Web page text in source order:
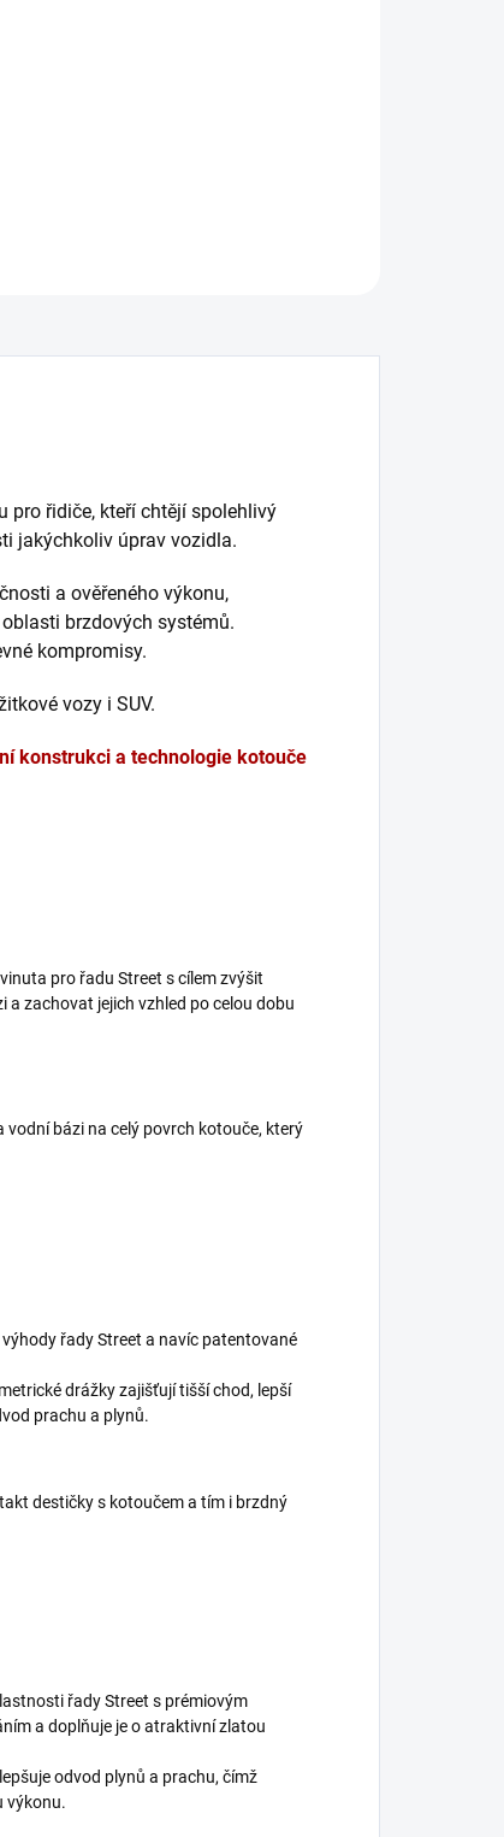
řidiče, kteří chtějí spolehlivý
jakýchkoliv úprav vozidla.
a ověřeného výkonu,
brzdových systémů.
kompromisy.
vozy i SUV.
konstrukci a technologie kotouče
pro řadu Street s cílem zvýšit
zachovat jejich vzhled po celou dobu
vodní bázi na celý povrch kotouče, který
řady Street a navíc patentované
drážky zajišťují tišší chod, lepší
prachu a plynů.
destičky s kotoučem a tím i brzdný
řady Street s prémiovým
a doplňuje je o atraktivní zlatou
odvod plynů a prachu, čímž
výkonu.